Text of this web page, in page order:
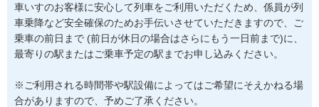
車いすのお客様に安心して列車をご利用いただくため、係員が列
車乗降など安全確保のためお手伝いさせていただきますので、ご
乗車の前日まで (前日が休日の場合はさらにもう一日前まで)に、
最寄りの駅またはご乗車予定の駅までお申し込みください。
※ご利用される時間帯や駅設備によってはご希望にそえかねる場
合がありますので、予めご了承ください。